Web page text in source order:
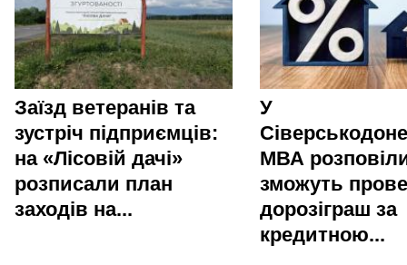
Заїзд ветеранів та
зустріч підприємців:
на «Лісовій дачі»
розписали план
заходів на...
У
МВА
зможуть
дорозіграш за
кредитною...